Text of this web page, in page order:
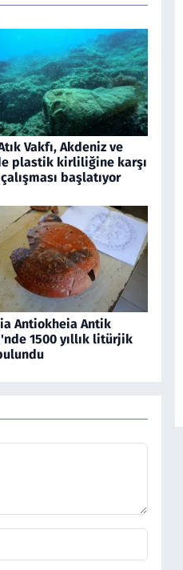
Vakfı, Akdeniz ve
plastik kirliliğine karşı
başlatıyor
Antiokheia Antik
1500 yıllık litürjik